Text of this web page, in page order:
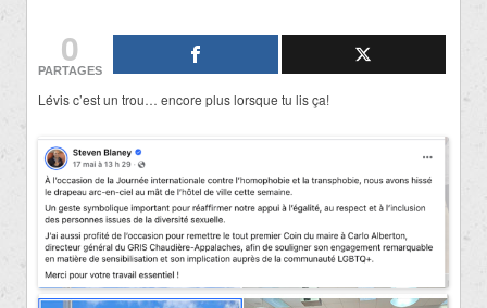
0
PARTAGES
Lévis c’est un trou… encore plus lorsque tu lis ça!